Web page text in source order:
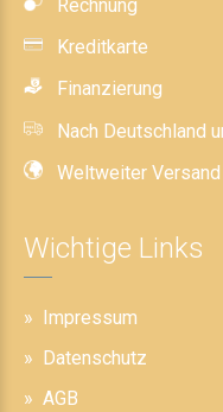
Rechnung
Kreditkarte
Finanzierung
Nach Deutschland
Weltweiter Versand
Wichtige Links
Impressum
Datenschutz
AGB